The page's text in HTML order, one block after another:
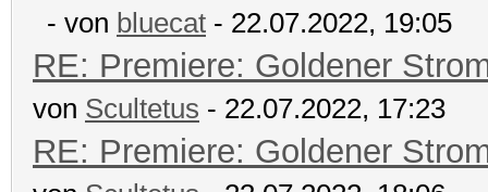
- von bluecat - 22.07.2022, 19:05
RE: Premiere: Goldener
von Scultetus - 22.07.2022, 17:23
RE: Premiere: Goldener